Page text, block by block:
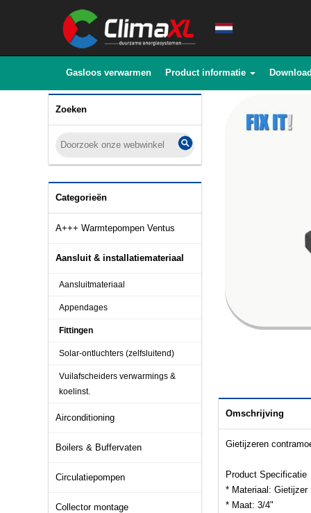
Gasloos verwarmen Product informatie
Zoeken
Categorieën
A+++ Warmtepompen Ventus
Aansluit & installatiemateriaal
Aansluitmateriaal
Appendages
Fittingen
Solar-ontluchters (zelfsluitend)
Vuilafscheiders verwarmings &
koelinst.
Airconditioning
Boilers & Buffervaten
Circulatiepompen
Collector montage
Omschrijving
Gietijzeren
Product Specificatie
* Materiaal: Gietijzer
* Maat: 3/4"